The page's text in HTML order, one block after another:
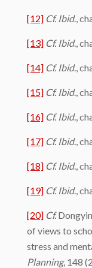
[12] Cf. Ibid.,
[13] Cf. Ibid.,
[14] Cf. Ibid.,
[15] Cf. Ibid.,
[16] Cf. Ibid.,
[17] Cf. Ibid.,
[18] Cf. Ibid.,
[19] Cf. Ibid.,
[20] Cf.
of views to
stress and
Planning, 148